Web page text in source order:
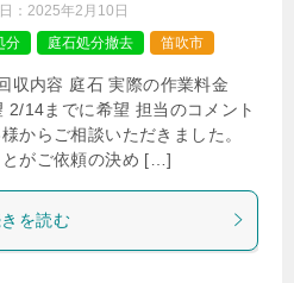
： 2025年2月10日
分 庭石処分撤去 笛吹市
収内容 庭石 実際の作業料金
14までに希望 担当のコメント
からご相談いただきました。
がご依頼の決め […]
を読む